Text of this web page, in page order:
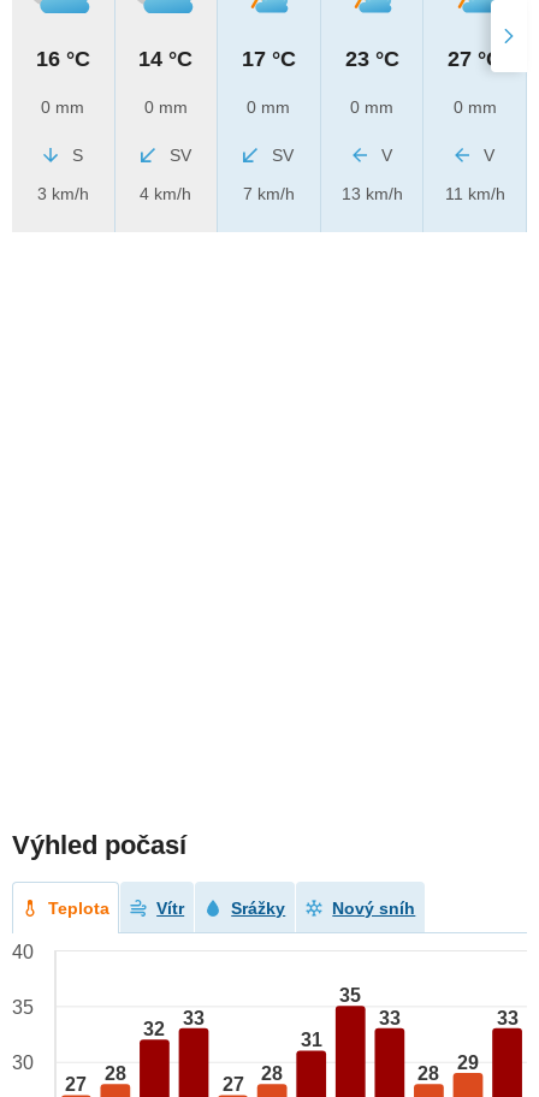
16 °C
0 mm
S
3 km/h
14 °C
0 mm
SV
4 km/h
17 °C
0 mm
SV
7 km/h
23 °C
0 mm
V
13 km/h
27 °C
0 mm
V
11 km/h
Výhled počasí
Teplota Vítr Srážky Nový sníh
27
28
32
33
27
28
31
35
33
28
29
33
40
35
30